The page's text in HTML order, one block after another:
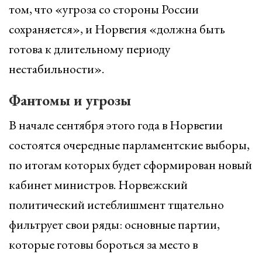
том, что «угроза со стороны России
сохраняется», и Норвегия «должна быть
готова к длительному периоду
нестабильности».
Фантомы и угрозы
В начале сентября этого года в Норвегии
состоятся очередные парламентские выборы,
по итогам которых будет сформирован новый
кабинет министров. Норвежский
политический истеблишмент тщательно
фильтрует свои ряды: основные партии,
которые готовы бороться за место в